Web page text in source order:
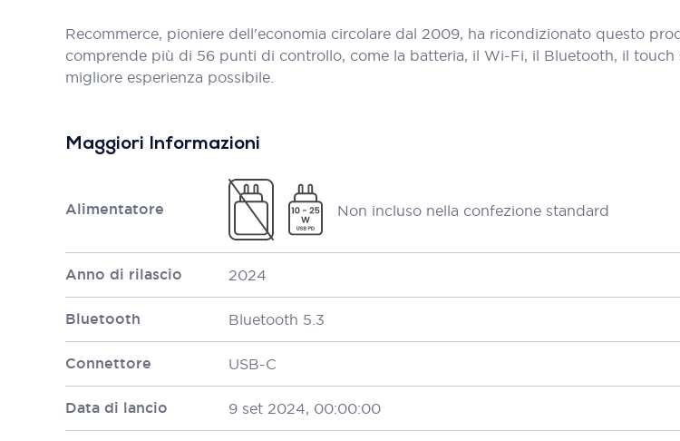
Recommerce, pioniere dell'economia circolare dal 2009, ha ricondizionato questo
comprende più di 56 punti di controllo, come la batteria, il Wi-Fi, il Bluetooth, il
migliore esperienza possibile.
Maggiori Informazioni
Alimentatore Non incluso nella confezione standard
Anno di rilascio 2024
Bluetooth Bluetooth 5.3
Connettore USB-C
Data di lancio 9 set 2024, 00:00:00